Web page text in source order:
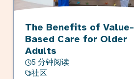
The Benefits of Value-
Based Care for Older
Adults
5 分钟阅读
社区